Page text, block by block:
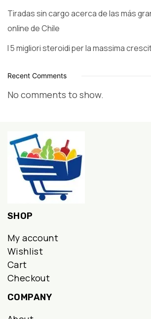
Tiradas sin cargo acerca de las más
online de Chile
I 5 migliori steroidi per la massima
Recent Comments
No comments to show.
SHOP
My account
Wishlist
Cart
Checkout
COMPANY